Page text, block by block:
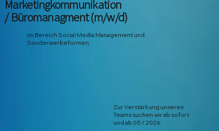
Marketingkommunikation
/ Büromanagment (m/w/d)
im Bereich Social Media Management und
Sonderwerbeformen.
Zur Verstärkung unseres
Teams suchen wir ab sofort
und ab 05 / 2026: